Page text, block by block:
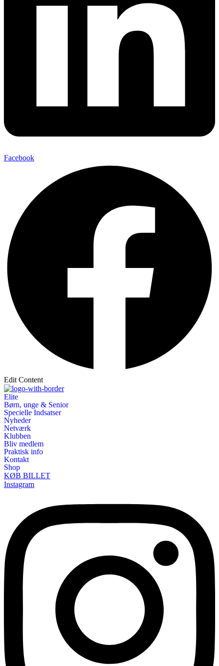
Facebook
Edit Content
Elite
Børn, unge & Senior
Specielle Indsatser
Nyheder
Netværk
Klubben
Bliv medlem
Praktisk info
Kontakt
Shop
KØB BILLET
Instagram